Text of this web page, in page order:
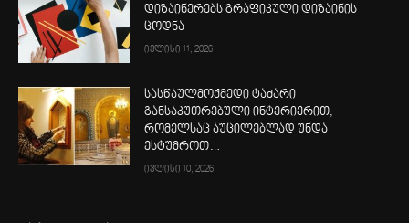
დიზაინერებს გრაფიკული დიზაინის
ცოდნა
ივლისი 11, 2026
სასწაულმოქმედი ტაძარი
განსაკუთრებული ინტერიერით,
რომელსაც აუცილებლად უნდა
ესტუმროთ…
ივლისი 10, 2026